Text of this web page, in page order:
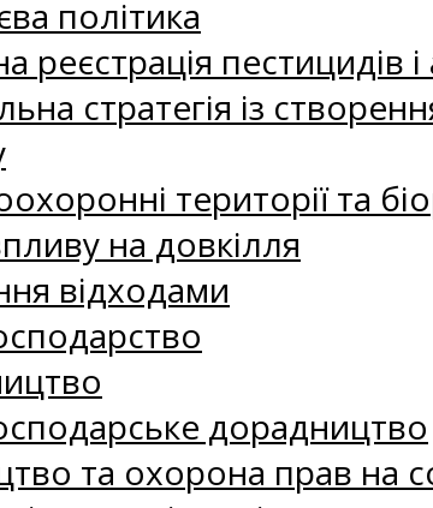
політика
реєстрація пестицидів і
стратегія із
території та
на довкілля
відходами
дорадництво
та охорона прав на